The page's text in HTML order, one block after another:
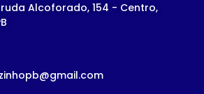
Alcoforado, 154 - Centro,